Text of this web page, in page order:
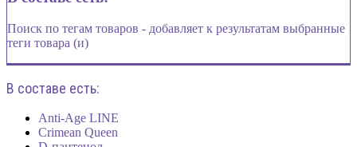
Поиск по тегам товаров - добавляет к результатам выбранные
теги товара (и)
В составе есть:
Anti-Age LINE
Crimean Queen